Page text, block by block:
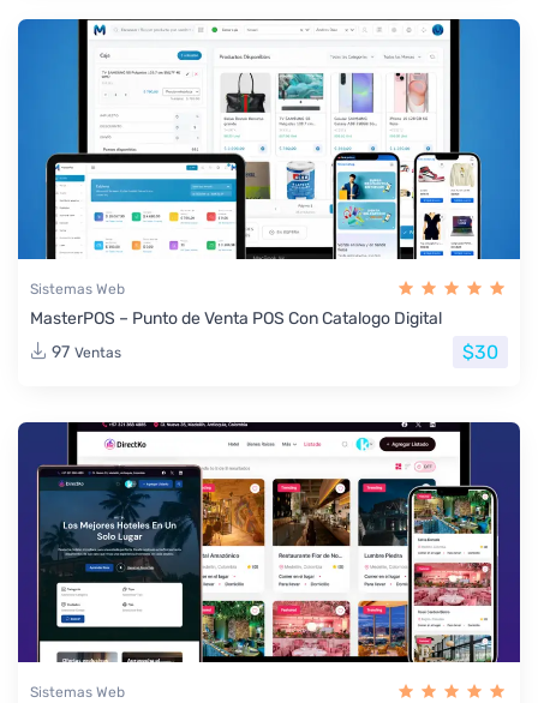
Sistemas Web
MasterPOS – Punto de Venta POS Con Catalogo Digital
97 Ventas $30
Sistemas Web